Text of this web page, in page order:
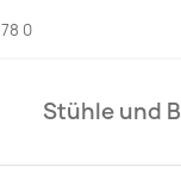
0
Stühle und